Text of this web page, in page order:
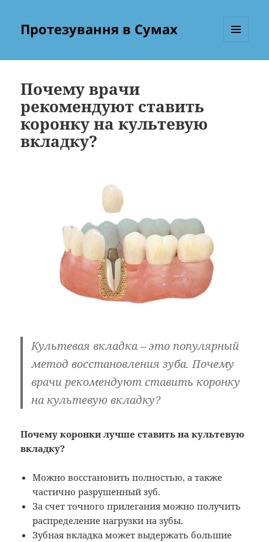
Протезування в Сумах
Почему врачи
рекомендуют ставить
коронку на культевую
вкладку?
Культевая вкладка – это популярный
метод восстановления зуба. Почему
врачи рекомендуют ставить коронку
на культевую вкладку?
Почему коронки лучше ставить на культевую
вкладку?
Можно восстановить полностью, а также
частично разрушенный зуб.
За счет точного прилегания можно получить
распределение нагрузки на зубы.
Зубная вкладка может выдержать большие